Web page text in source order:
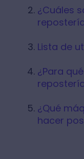
¿Cuáles
Lista de
¿Para
¿Qué
hacer